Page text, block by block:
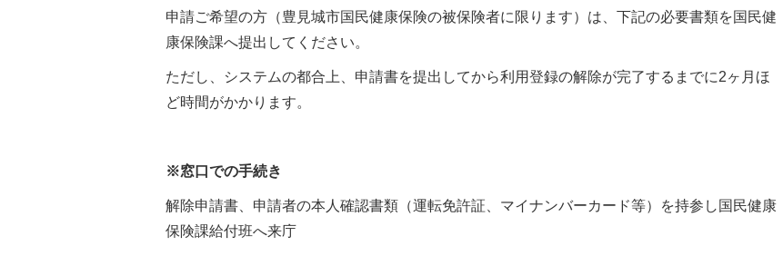
申請ご希望の方（豊見城市国民健康保険の被保険者に限ります）は、下記の必要書類を国民健
康保険課へ提出してください。
ただし、システムの都合上、申請書を提出してから利用登録の解除が完了するまでに2ヶ月ほ
ど時間がかかります。
※窓口での手続き
解除申請書、申請者の本人確認書類（運転免許証、マイナンバーカード等）を持参し国民健康
保険課給付班へ来庁